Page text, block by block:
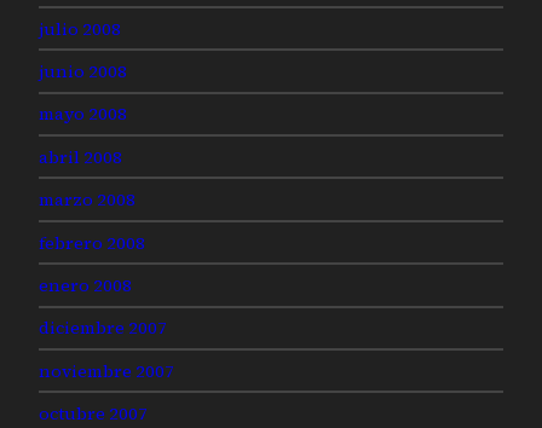
julio 2008
junio 2008
mayo 2008
abril 2008
marzo 2008
febrero 2008
enero 2008
diciembre 2007
noviembre 2007
octubre 2007